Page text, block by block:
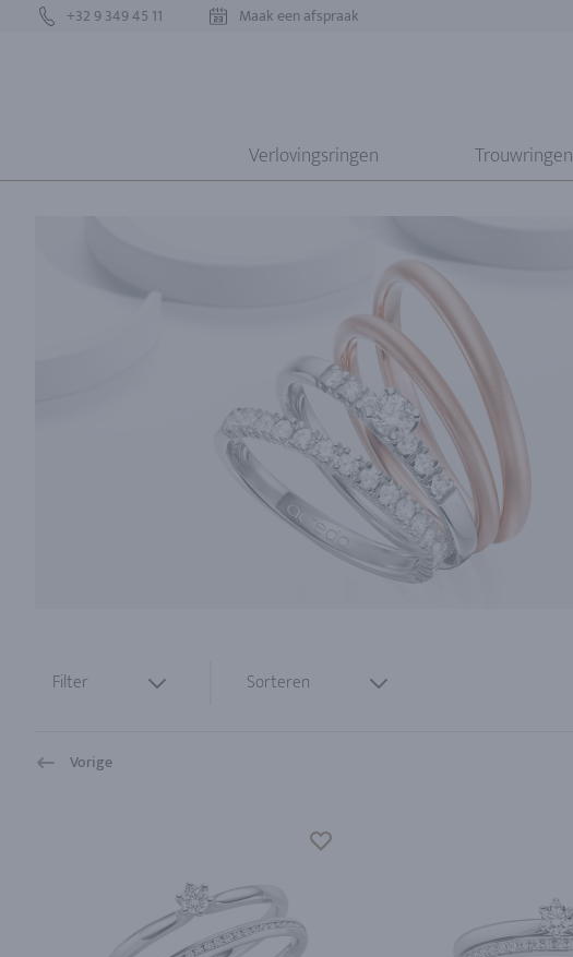
+32 9 349 45 11 Maak een afspraak
Verlovingsringen Trouwringen
Filter Sorteren
Vorige